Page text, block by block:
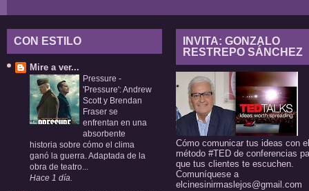
CON ESTILO
Mire a ver...
Pressure -
'Pressure': Andrew
Scott y Brendan
Fraser se
enfrentan en una
absorbente
historia sobre cómo el clima
ganó la guerra. Adaptada de la
obra de teatro...
Hace 1 día.
INVITA: GONZALO
RESTREPO SÁNCHEZ
Cómo comunicar tus ideas con el
método #TED de conferencias
que tus clientes te escuchen.
Comuníquese a
elcinesinirmaslejos@gmail.com